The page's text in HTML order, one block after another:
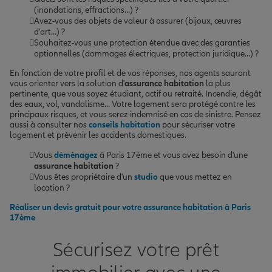
(inondations, effractions…) ?
Avez-vous des objets de valeur à assurer (bijoux, œuvres
d'art…) ?
Souhaitez-vous une protection étendue avec des garanties
optionnelles (dommages électriques, protection juridique…) ?
En fonction de votre profil et de vos réponses, nos agents sauront
vous orienter vers la solution d'assurance habitation la plus
pertinente, que vous soyez étudiant, actif ou retraité. Incendie, dégât
des eaux, vol, vandalisme… Votre logement sera protégé contre les
principaux risques, et vous serez indemnisé en cas de sinistre. Pensez
aussi à consulter nos conseils habitation pour sécuriser votre
logement et prévenir les accidents domestiques.
Vous déménagez à Paris 17ème et vous avez besoin d'une
assurance habitation ?
Vous êtes propriétaire d'un studioque vous mettez en
location ?
Réaliser un devis gratuit pour votre assurance habitation à Paris
17ème
Sécurisez votre prêt